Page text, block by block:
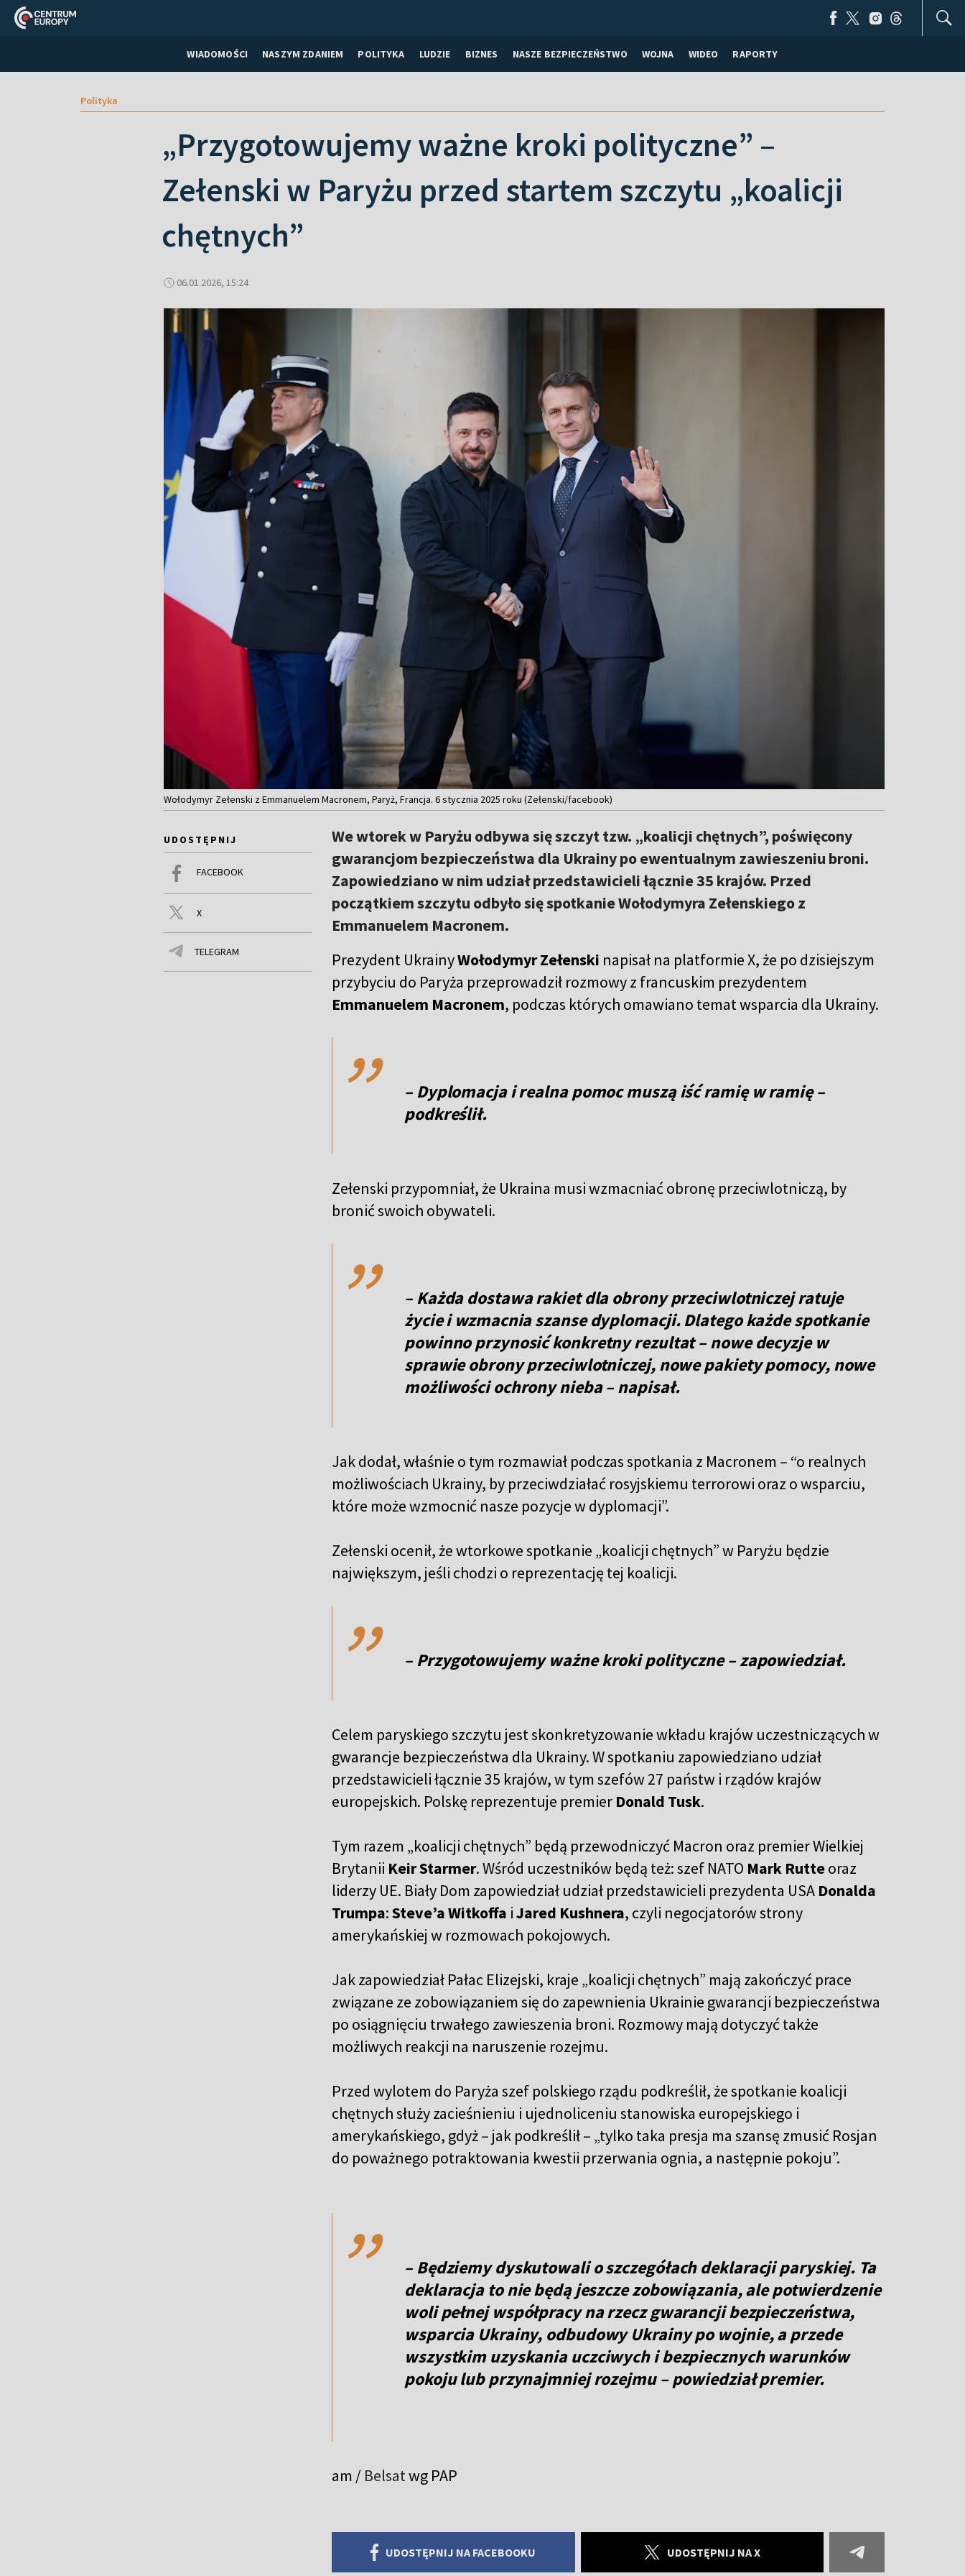
WIADOMOŚCI NASZYM ZDANIEM POLITYKA LUDZIE BIZNES NASZE BEZPIECZEŃSTWO WOJNA WIDEO RAPORTY
Polityka
„Przygotowujemy ważne kroki polityczne” –
Zełenski w Paryżu przed startem szczytu „koalicji
chętnych”
06.01.2026, 15:24
Wołodymyr Zełenski z Emmanuelem Macronem, Paryż, Francja. 6 stycznia 2025 roku (Zełenski/facebook)
UDOSTĘPNIJ
FACEBOOK
X
TELEGRAM
We wtorek w Paryżu odbywa się szczyt tzw. „koalicji chętnych”, poświęcony
gwarancjom bezpieczeństwa dla Ukrainy po ewentualnym zawieszeniu broni.
Zapowiedziano w nim udział przedstawicieli łącznie 35 krajów. Przed
początkiem szczytu odbyło się spotkanie Wołodymyra Zełenskiego z
Emmanuelem Macronem.
Prezydent UkrainyWołodymyr Zełenski napisał na platformie X, że po dzisiejszym
przybyciu do Paryża przeprowadził rozmowy z francuskim prezydentem
Emmanuelem Macronem, podczas których omawiano temat wsparcia dla Ukrainy.
,,
– Dyplomacja i realna pomoc muszą iść ramię w ramię –
podkreślił.
Zełenski przypomniał, że Ukraina musi wzmacniać obronę przeciwlotniczą, by
bronić swoich obywateli.
,,
– Każda dostawa rakiet dla obrony przeciwlotniczej ratuje
życie i wzmacnia szanse dyplomacji. Dlatego każde spotkanie
powinno przynosić konkretny rezultat – nowe decyzje w
sprawie obrony przeciwlotniczej, nowe pakiety pomocy, nowe
możliwości ochrony nieba – napisał.
Jak dodał, właśnie o tym rozmawiał podczas spotkania z Macronem – “o realnych
możliwościach Ukrainy, by przeciwdziałać rosyjskiemu terrorowi oraz o wsparciu,
które może wzmocnić nasze pozycje w dyplomacji”.
Zełenski ocenił, że wtorkowe spotkanie „koalicji chętnych” w Paryżu będzie
największym, jeśli chodzi o reprezentację tej koalicji.
,, – Przygotowujemy ważne kroki polityczne – zapowiedział.
Celem paryskiego szczytu jest skonkretyzowanie wkładu krajów uczestniczących w
gwarancje bezpieczeństwa dla Ukrainy. W spotkaniu zapowiedziano udział
przedstawicieli łącznie 35 krajów, w tym szefów 27 państw i rządów krajów
europejskich. Polskę reprezentuje premier Donald Tusk.
Tym razem „koalicji chętnych” będą przewodniczyć Macron oraz premier Wielkiej
Brytanii Keir Starmer. Wśród uczestników będą też: szef NATO Mark Rutteoraz
liderzy UE. Biały Dom zapowiedział udział przedstawicieli prezydenta USA Donalda
Trumpa:Steve’a Witkoffa iJared Kushnera, czyli negocjatorów strony
amerykańskiej w rozmowach pokojowych.
Jak zapowiedział Pałac Elizejski, kraje „koalicji chętnych” mają zakończyć prace
związane ze zobowiązaniem się do zapewnienia Ukrainie gwarancji bezpieczeństwa
po osiągnięciu trwałego zawieszenia broni. Rozmowy mają dotyczyć także
możliwych reakcji na naruszenie rozejmu.
Przed wylotem do Paryża szef polskiego rządu podkreślił, że spotkanie koalicji
chętnych służy zacieśnieniu i ujednoliceniu stanowiska europejskiego i
amerykańskiego, gdyż – jak podkreślił – „tylko taka presja ma szansę zmusić Rosjan
do poważnego potraktowania kwestii przerwania ognia, a następnie pokoju”.
,,
– Będziemy dyskutowali o szczegółach deklaracji paryskiej. Ta
deklaracja to nie będą jeszcze zobowiązania, ale potwierdzenie
woli pełnej współpracy na rzecz gwarancji bezpieczeństwa,
wsparcia Ukrainy, odbudowy Ukrainy po wojnie, a przede
wszystkim uzyskania uczciwych i bezpiecznych warunków
pokoju lub przynajmniej rozejmu – powiedział premier.
am / Belsatwg PAP
UDOSTĘPNIJ NA FACEBOOKU UDOSTĘPNIJ NA X